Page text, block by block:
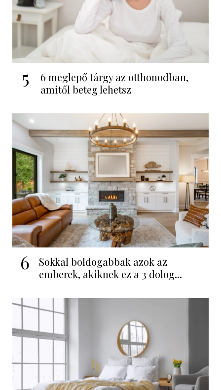
5
6 meglepő tárgy az otthonodban,
amitől beteg lehetsz
6
Sokkal boldogabbak azok az
emberek, akiknek ez a 3 dolog...